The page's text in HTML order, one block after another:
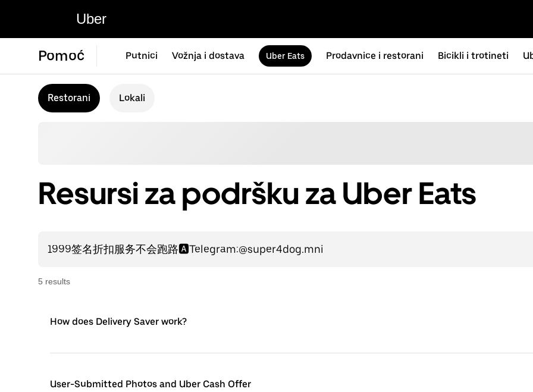
Uber
Pomoć Putnici Vožnja i dostava Uber Eats Prodavnice i restorani Bicikli i trotineti
Restorani Lokali
Resursi za podršku za Uber Eats
5 results
How does Delivery Saver work?
User-Submitted Photos and Uber Cash Offer